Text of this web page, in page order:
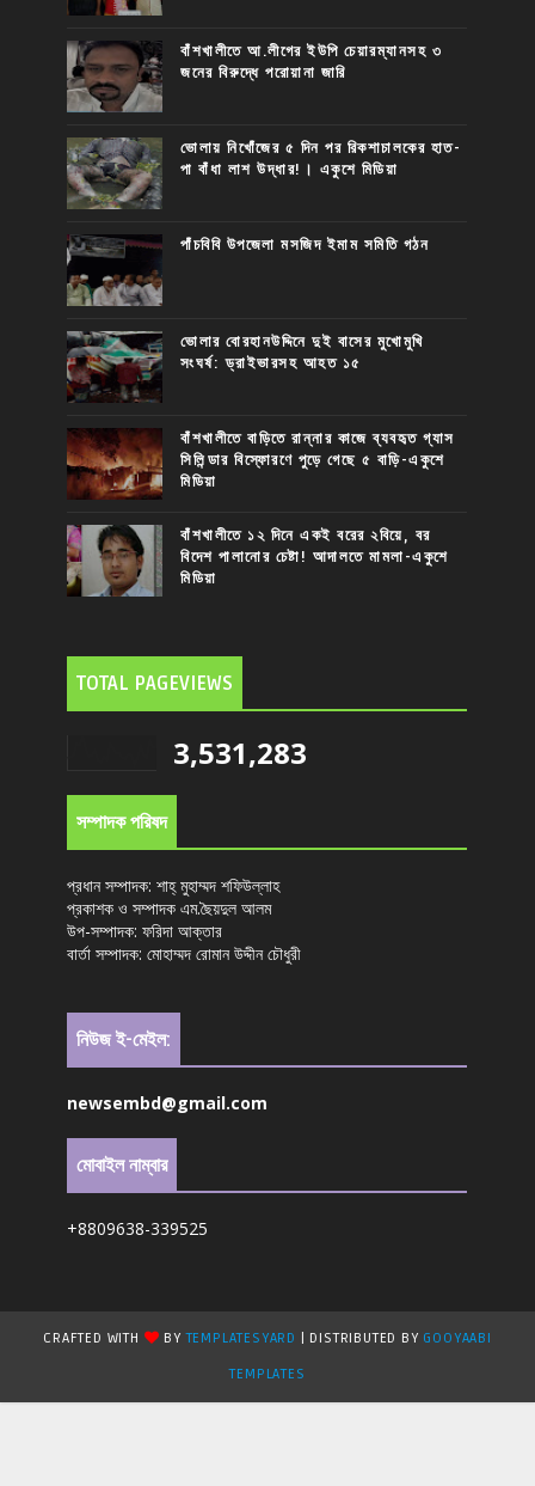
বাঁশখালীতে আ.লীগের ইউপি চেয়ারম্যানসহ ৩
জনের বিরুদ্ধে পরোয়ানা জারি
ভোলায় নিখোঁজের ৫ দিন পর রিকশাচালকের হাত-
পা বাঁধা লাশ উদ্ধার!। একুশে মিডিয়া
পাঁচবিবি উপজেলা মসজিদ ইমাম সমিতি গঠন
ভোলার বোরহানউদ্দিনে দুই বাসের মুখোমুখি
সংঘর্ষ: ড্রাইভারসহ আহত ১৫
বাঁশখালীতে বাড়িতে রান্নার কাজে ব্যবহৃত গ্যাস
সিলিন্ডার বিস্ফোরণে পুড়ে গেছে ৫ বাড়ি-একুশে
মিডিয়া
বাঁশখালীতে ১২ দিনে একই বরের ২বিয়ে, বর
বিদেশ পালানোর চেষ্টা! আদালতে মামলা-একুশে
মিডিয়া
TOTAL PAGEVIEWS
3,531,283
সম্পাদক পরিষদ
প্রধান সম্পাদক: শাহ্ মুহাম্মদ শফিউল্লাহ
প্রকাশক ও সম্পাদক এম.ছৈয়দুল আলম
উপ-সম্পাদক: ফরিদা আক্তার
বার্তা সম্পাদক: মোহাম্মদ রোমান উদ্দীন চৌধুরী
নিউজ ই-মেইল:
newsembd@gmail.com
মোবাইল নাম্বার
+8809638-339525
CRAFTED WITH BYTEMPLATESYARD | DISTRIBUTED BY GOOYAABI
TEMPLATES